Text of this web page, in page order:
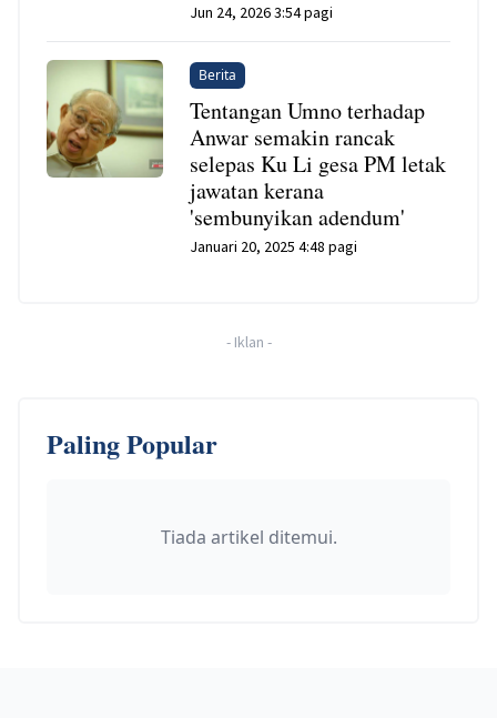
Jun 24, 2026 3:54 pagi
Berita
Tentangan Umno terhadap
Anwar semakin rancak
selepas Ku Li gesa PM letak
jawatan kerana
'sembunyikan adendum'
Januari 20, 2025 4:48 pagi
- Iklan -
Paling Popular
Tiada artikel ditemui.